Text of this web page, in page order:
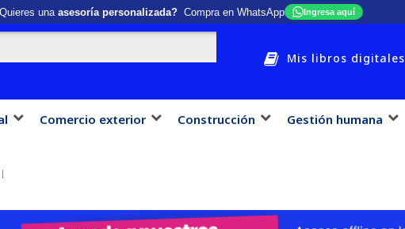
una asesoría personalizada?Compra en WhatsApp Ingresa aquí
Mis libros digitales
Comercio exterior Construcción Gestión humana